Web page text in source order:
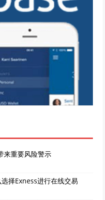
来重要风险警示
择Exness进行在线交易